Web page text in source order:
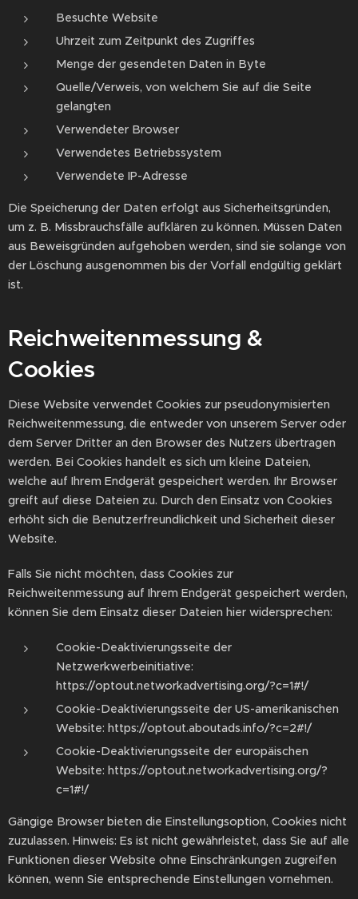
Besuchte Website
Uhrzeit zum Zeitpunkt des Zugriffes
Menge der gesendeten Daten in Byte
Quelle/Verweis, von welchem Sie auf die Seite
gelangten
Verwendeter Browser
Verwendetes Betriebssystem
Verwendete IP-Adresse
Die Speicherung der Daten erfolgt aus Sicherheitsgründen,
um z. B. Missbrauchsfälle aufklären zu können. Müssen Daten
aus Beweisgründen aufgehoben werden, sind sie solange von
der Löschung ausgenommen bis der Vorfall endgültig geklärt
ist.
Reichweitenmessung &
Cookies
Diese Website verwendet Cookies zur pseudonymisierten
Reichweitenmessung, die entweder von unserem Server oder
dem Server Dritter an den Browser des Nutzers übertragen
werden. Bei Cookies handelt es sich um kleine Dateien,
welche auf Ihrem Endgerät gespeichert werden. Ihr Browser
greift auf diese Dateien zu. Durch den Einsatz von Cookies
erhöht sich die Benutzerfreundlichkeit und Sicherheit dieser
Website.
Falls Sie nicht möchten, dass Cookies zur
Reichweitenmessung auf Ihrem Endgerät gespeichert werden,
können Sie dem Einsatz dieser Dateien hier widersprechen:
Cookie-Deaktivierungsseite der
Netzwerkwerbeinitiative:
https://optout.networkadvertising.org/?c=1#!/
Cookie-Deaktivierungsseite der US-amerikanischen
Website: https://optout.aboutads.info/?c=2#!/
Cookie-Deaktivierungsseite der europäischen
Website: https://optout.networkadvertising.org/?
c=1#!/
Gängige Browser bieten die Einstellungsoption, Cookies nicht
zuzulassen. Hinweis: Es ist nicht gewährleistet, dass Sie auf alle
Funktionen dieser Website ohne Einschränkungen zugreifen
können, wenn Sie entsprechende Einstellungen vornehmen.